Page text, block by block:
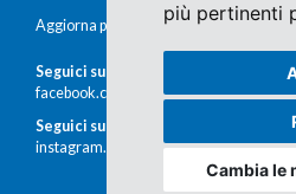
più pertinenti
Cambia le
Aggiorna preferenze cookies
Seguici su Facebook
facebook.com/immobiliaremoretti
Seguici su Instagram
instagram.com/immobiliaremoretti